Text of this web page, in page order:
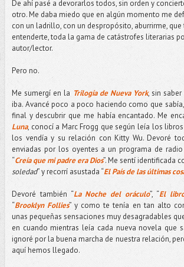
De ahí pasé a devorarlos todos, sin orden y
otro. Me daba miedo que en algún momento me
con un ladrillo, con un despropósito, aburrirme, que
entenderte, toda la gama de catástrofes literarias
autor/lector.
Pero no.
Me sumergí en la Trilogía de Nueva York, sin
iba. Avancé poco a poco haciendo como que
final y descubrir que me había encantado. Me
Luna, conocí a Marc Frogg que según leía los
los vendía y su relación con Kitty Wu. Devoré
enviadas por los oyentes a un programa de
“Creía que mi padre era Dios”. Me sentí identificada
soledad” y recorrí asustada “El País de las últimas
Devoré también “La Noche del oráculo”, “El
“Brooklyn Follies” y como te tenía en tan alto
unas pequeñas sensaciones muy desagradables
en cuando mientras leía cada nueva novela que
ignoré por la buena marcha de nuestra relación,
aquí hemos llegado.